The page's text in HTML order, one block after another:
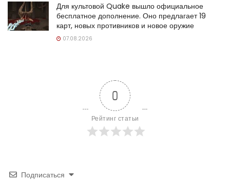
Для культовой Quake вышло официальное
бесплатное дополнение. Оно предлагает 19
карт, новых противников и новое оружие
07.08.2026
0
Рейтинг статьи
Подписаться